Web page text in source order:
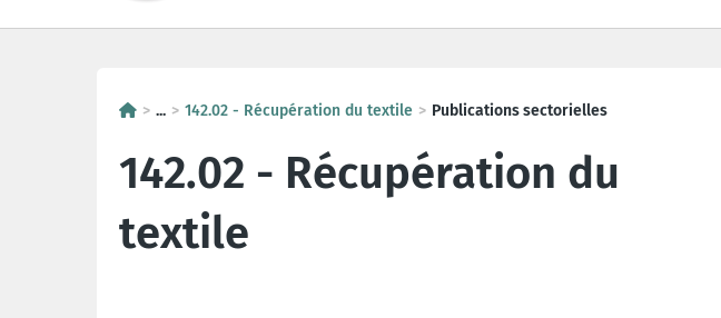
... 142.02 - Récupération du textile Publications sectorielles
142.02 - Récupération du
textile